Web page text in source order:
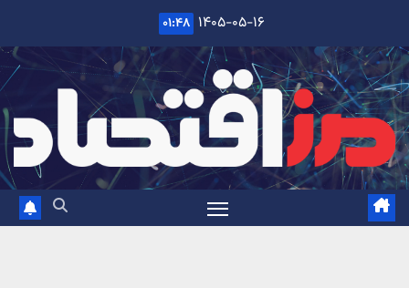
content
۱۴۰۵-۰۵-۱۶ ۰۱:۴۸